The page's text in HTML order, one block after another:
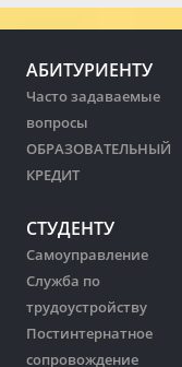
АБИТУРИЕНТУ
Часто задаваемые
вопросы
ОБРАЗОВАТЕЛЬНЫЙ
КРЕДИТ
СТУДЕНТУ
Самоуправление
Служба по
трудоустройству
Постинтернатное
сопровождение